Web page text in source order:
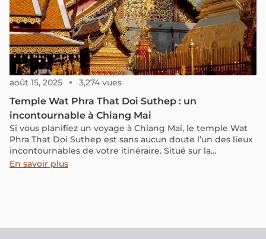
août 15, 2025 3,274 vues
Temple Wat Phra That Doi Suthep : un
incontournable à Chiang Mai
Si vous planifiez un voyage à Chiang Mai, le temple Wat
Phra That Doi Suthep est sans aucun doute l’un des lieux
incontournables de votre itinéraire. Situé sur la
montagne Doi Suthep, ce temple n’est pas seulement
montagneux et forestier, créant ainsi un voyage
En savoir plus